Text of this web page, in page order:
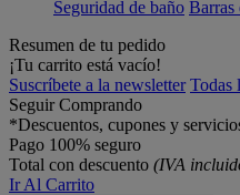
Seguridad de baño Barras
Resumen de tu pedido
¡Tu carrito está vacío!
Suscríbete a la newsletter Todas
Seguir Comprando
*Descuentos, cupones y
Pago 100% seguro
Total con descuento (IVA
Ir Al Carrito